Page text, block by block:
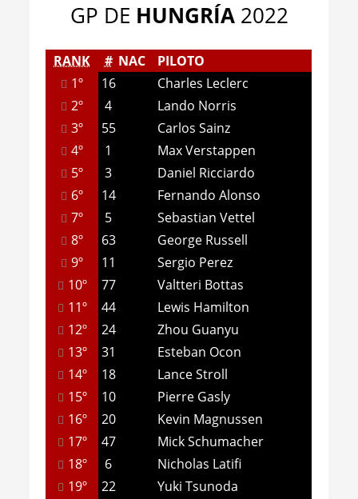
GP DE HUNGRÍA2022
RANK # NAC
PILOTO
1º
16
Charles Leclerc
2º
4
Lando Norris
3º
55
Carlos Sainz
4º
1
Max Verstappen
5º
3
Daniel Ricciardo
6º
14
Fernando Alonso
7º
5
Sebastian Vettel
8º
63
George Russell
9º
11
Sergio Perez
10º
77
Valtteri Bottas
11º
44
Lewis Hamilton
12º
24
Zhou Guanyu
13º
31
Esteban Ocon
14º
18
Lance Stroll
15º
10
Pierre Gasly
16º
20
Kevin Magnussen
17º
47
Mick Schumacher
18º
6
Nicholas Latifi
19º
22
Yuki Tsunoda